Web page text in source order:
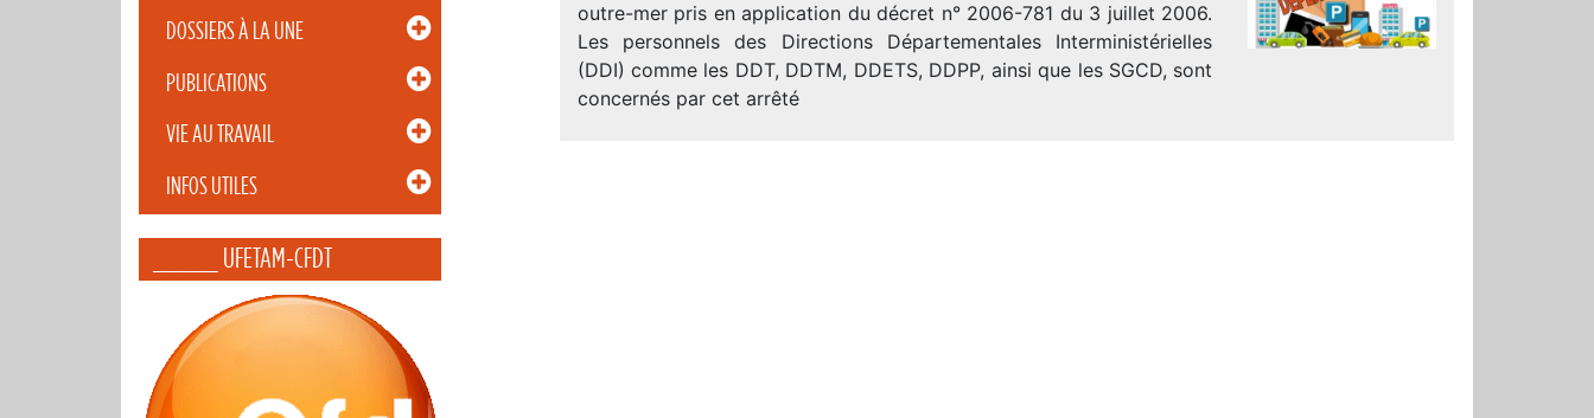
DOSSIERS À LA UNE
PUBLICATIONS
VIE AU TRAVAIL
INFOS UTILES
_____ UFETAM-CFDT
outre-mer pris en application du décret n° 2006-781 du 3 juillet 2006.
Les personnels des Directions Départementales Interministérielles
(DDI) comme les DDT, DDTM, DDETS, DDPP, ainsi que les SGCD, sont
concernés par cet arrêté